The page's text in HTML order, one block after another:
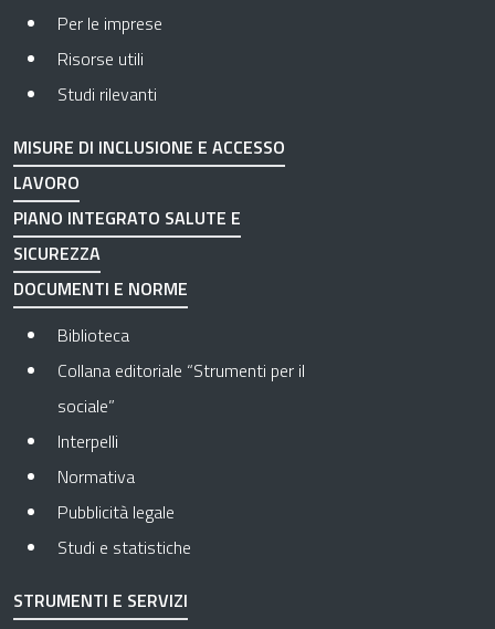
Per le imprese
Risorse utili
Studi rilevanti
MISURE DI INCLUSIONE E ACCESSO
LAVORO
PIANO INTEGRATO SALUTE E
SICUREZZA
DOCUMENTI E NORME
Biblioteca
Collana editoriale “Strumenti per il
sociale”
Interpelli
Normativa
Pubblicità legale
Studi e statistiche
STRUMENTI E SERVIZI